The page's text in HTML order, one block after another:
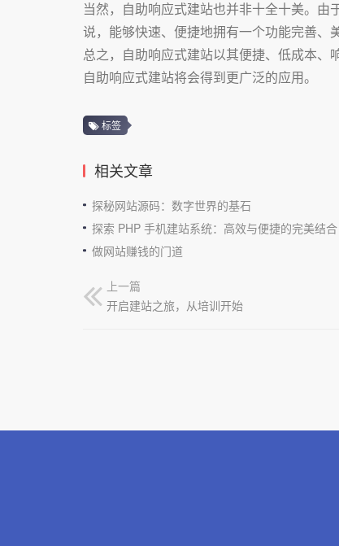
当然，自助响应式建站也并非十全十美。
说，能够快速、便捷地拥有一个功能完善、
总之，自助响应式建站以其便捷、低成本、
自助响应式建站将会得到更广泛的应用。
标签
相关文章
探秘网站源码：数字世界的基石
探索 PHP 手机建站系统：高效与便捷的完美结合
做网站赚钱的门道
上一篇
开启建站之旅，从培训开始